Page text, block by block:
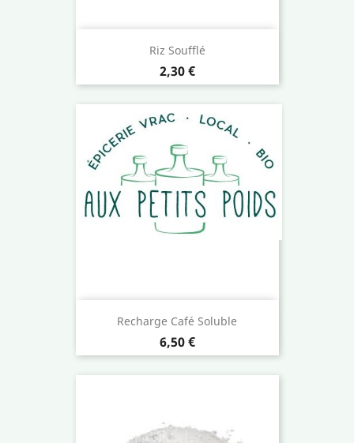
Riz Soufflé
Prix
2,30 €
Recharge Café Soluble
Prix
6,50 €